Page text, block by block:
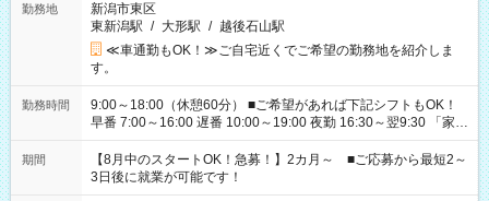
勤務地
新潟市東区
東新潟駅 / 大形駅 / 越後石山駅
≪車通勤もOK！≫ご自宅近くでご希望の勤務地を紹介しま
す。
勤務時間
9:00～18:00（休憩60分） ■ご希望があれば下記シフトもOK！
早番 7:00～16:00 遅番 10:00～19:00 夜勤 16:30～翌9:30 「家族
と休みを合わせたい」 「余裕を持って夕飯の準備がしたい」
「できれば残業はしたくない」 など、ご希望を教えてください
ね。 ※Wワーク希望の方へ 今ご覧のお仕事で希望する勤務時間
と、もう1つのお仕事の勤務時間。 合計で週40時間を超える場
期間
【8月中のスタートOK！急募！】2カ月～ ■ご応募から最短2～
3日後に就業が可能です！